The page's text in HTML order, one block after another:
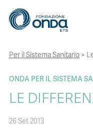
CHI SIAMO
CON CHI LAVORIAMO
STRUMENTI
Per il Sistema Sanitario >
ONDA PER IL SISTEMA
LE
26 Set 2013